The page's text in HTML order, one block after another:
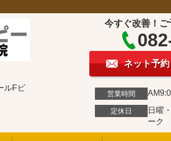
ルFビ
今すぐ改善！
ネット予約
営業時間
定休日
日曜
ーク